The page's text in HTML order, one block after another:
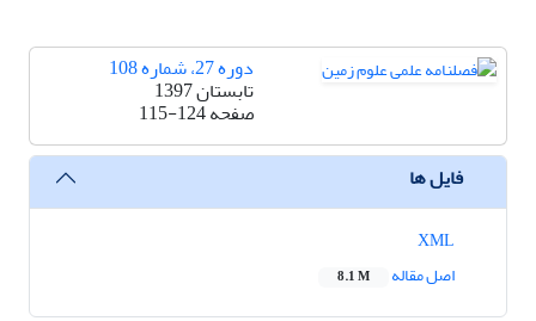
دوره 27، شماره 108
تابستان 1397
صفحه115-124
فایل ها
اصل مقاله
8.1 M